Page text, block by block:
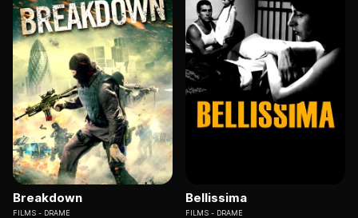
Breakdown
FILMS DRAME
Bellissima
FILMS DRAME